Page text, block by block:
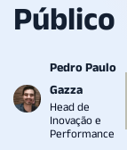
Público
Pedro Paulo
Gazza
Head de
Inovação e
Performance